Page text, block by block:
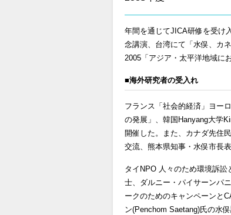
年間を通じてJICA研修を受け
念講演、台湾にて「水俣、カ
2005「アジア・太平洋地域に
■海外研究者の受入れ
フランス「社会的経済」ヨー
の発展」、韓国Hanyang大学
開催した。また、カナダ先住
交流、熊本県知事・水俣市長
タイNPO 人々のため環境訴
士、ダルニー・パイサーンパ
ークのためのキャンペーンと
ン(Penchom Saetang)氏の水